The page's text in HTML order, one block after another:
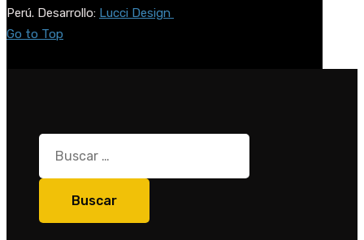
Perú. Desarrollo: Lucci Design
Go to Top
Buscar: